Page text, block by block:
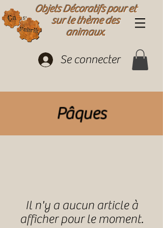
Objets Décoratifs pour et
sur le thème des
animaux.
Se connecter
Pâques
Il n'y a aucun article à
afficher pour le moment.